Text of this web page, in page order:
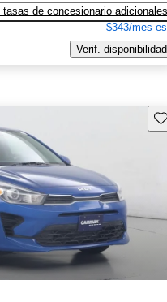
tasas de concesionario adicionales
$343/mes
Verif. disponibilidad